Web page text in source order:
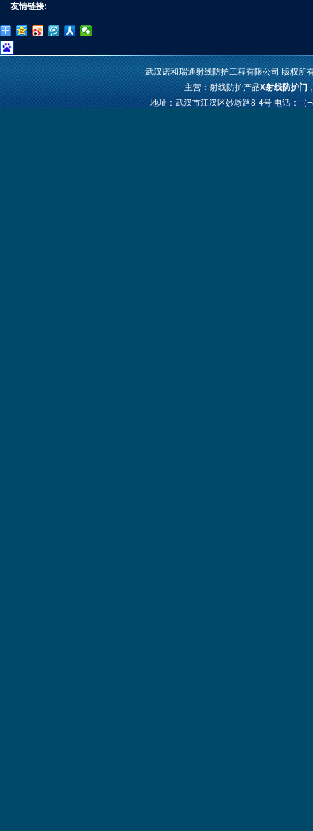
友情链接:
武汉诺和瑞通射线防护工程有限公司版权所
主营：射线防护产品X射线防护门
地址：武汉市江汉区妙墩路8-4号 电话：（